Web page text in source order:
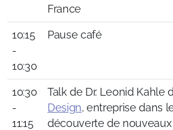
France
10:15
-
10:30
Pause café
10:30
-
11:15
Talk de Dr. Leonid Kahle
Design, entreprise dans
découverte de